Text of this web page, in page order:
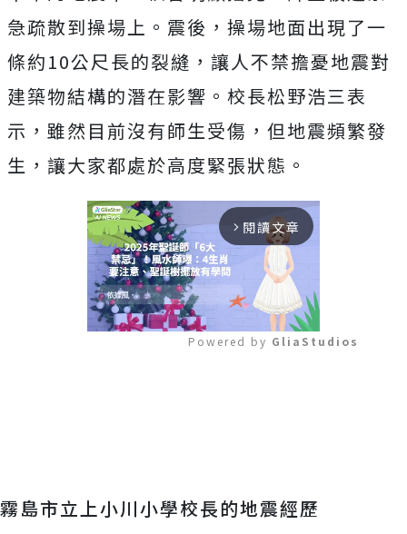
急疏散到操場上。震後，操場地面出現了一
條約10公尺長的裂縫，讓人不禁擔憂地震對
建築物結構的潛在影響。校長松野浩三表
示，雖然目前沒有師生受傷，但地震頻繁發
生，讓大家都處於高度緊張狀態。
arrow_forward_ios 閱讀文章
Powered by GliaStudios
霧島市立上小川小學校長的地震經歷